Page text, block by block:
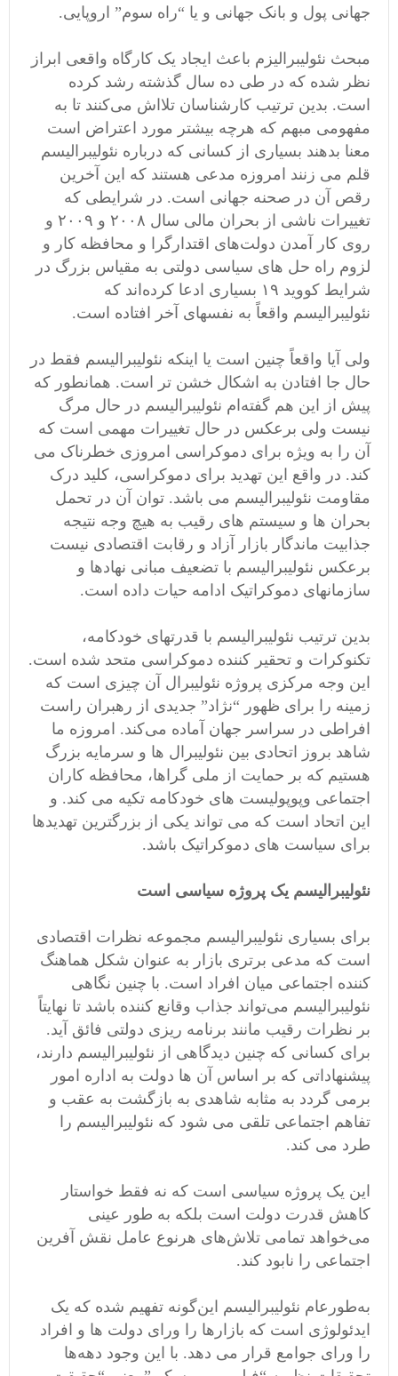
جهانی پول و بانک جهانی و یا “راه سوم” اروپایی.
مبحث نئولیبرالیزم باعث ایجاد یک کارگاه واقعی ابراز
نظر شده که در طی ده سال گذشته رشد کرده
است. بدین ترتیب کارشناسان تلااش می‌کنند تا به
مفهومی مبهم که هرچه بیشتر مورد اعتراض است
معنا بدهند بسیاری از کسانی که درباره نئولیبرالیسم
قلم می زنند امروزه مدعی هستند که این آخرین
رقص آن در صحنه جهانی است. در شرایطی که
تغییرات ناشی از بحران مالی سال ۲۰۰۸ و ۲۰۰۹ و
روی کار آمدن دولت‌های اقتدارگرا و محافظه کار و
لزوم راه حل های سیاسی دولتی به مقیاس بزرگ در
شرایط کووید ۱۹ بسیاری ادعا کرده‌اند که
نئولیبرالیسم واقعاً به نفسهای آخر افتاده است.
ولی آیا واقعاً چنین است یا اینکه نئولیبرالیسم فقط در
حال جا افتادن به اشکال خشن تر است. همانطور که
پیش از این هم گفته‌ام نئولیبرالیسم در حال مرگ
نیست ولی برعکس در حال تغییرات مهمی است که
آن را به ویژه برای دموکراسی امروزی خطرناک می
کند. در واقع این تهدید برای دموکراسی، کلید درک
مقاومت نئولیبرالیسم می باشد. توان آن در تحمل
بحران ها و سیستم های رقیب به هیچ وجه نتیجه
جذابیت ماندگار بازار آزاد و رقابت اقتصادی نیست
برعکس نئولیبرالیسم با تضعیف مبانی نهادها و
سازمانهای دموکراتیک ادامه حیات داده است.
بدین ترتیب نئولیبرالیسم با قدرتهای خودکامه،
تکنوکرات و تحقیر کننده دموکراسی متحد شده است.
این وجه مرکزی پروژه نئولیبرال آن چیزی است که
زمینه را برای ظهور “نژاد” جدیدی از رهبران راست
افراطی در سراسر جهان آماده می‌کند. امروزه ما
شاهد بروز اتحادی بین نئولیبرال ها و سرمایه بزرگ
هستیم که بر حمایت از ملی گراها، محافظه کاران
اجتماعی وپوپولیست های خودکامه تکیه می کند. و
این اتحاد است که می تواند یکی از بزرگترین تهدیدها
برای سیاست های دموکراتیک باشد.
نئولیبرالیسم یک پروژه سیاسی است
برای بسیاری نئولیبرالیسم مجموعه نظرات اقتصادی
است که مدعی برتری بازار به عنوان شکل هماهنگ
کننده اجتماعی میان افراد است. با چنین نگاهی
نئولیبرالیسم می‌تواند جذاب وقانع کننده باشد تا نهایتاً
بر نظرات رقیب مانند برنامه ریزی دولتی فائق آید.
برای کسانی که چنین دیدگاهی از نئولیبرالیسم دارند،
پیشنهاداتی که بر اساس آن ها دولت به اداره امور
برمی گردد به مثابه شاهدی به بازگشت به عقب و
تفاهم اجتماعی تلقی می شود که نئولیبرالیسم را
طرد می کند.
این یک پروژه سیاسی است که نه فقط خواستار
کاهش قدرت دولت است بلکه به طور عینی
می‌خواهد تمامی تلاش‌های هرنوع عامل نقش آفرین
اجتماعی را نابود کند.
به‌طورعام نئولیبرالیسم این‌گونه تفهیم شده که یک
ایدئولوژی است که بازارها را ورای دولت ها و افراد
را ورای جوامع قرار می دهد. با این وجود دهه‌ها